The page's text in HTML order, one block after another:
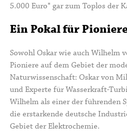
5.000 Euro* gar zum Toplos der
Ein Pokal für
Sowohl Oskar wie auchWilhelm
Pioniere auf dem Gebiet der
Naturwissenschaft: Oskar von
und Experte für Wasserkraft-
Wilhelm als einer der führenden
die erstarkende deutsche
Gebiet der Elektrochemie.